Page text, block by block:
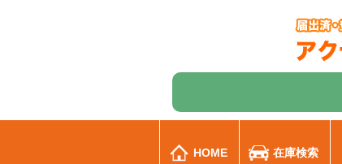
HOME 在庫検索